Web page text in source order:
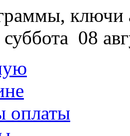
ключи
суббота 08
оплаты